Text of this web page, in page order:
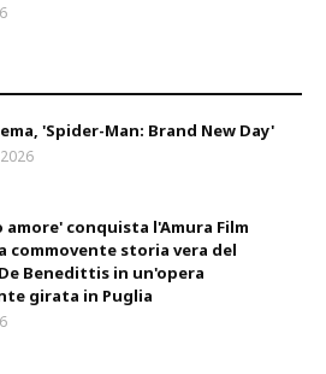
'Spider-Man: Brand New Day'
conquista l'Amura Film
commovente storia vera del
Benedittis in un'opera
girata in Puglia